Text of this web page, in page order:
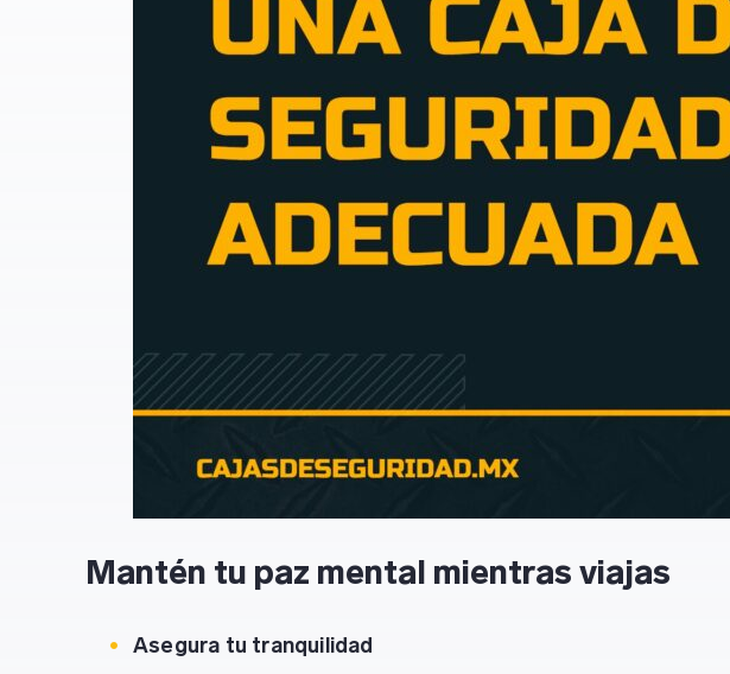
Mantén tu paz mental mientras viajas
Asegura tu tranquilidad